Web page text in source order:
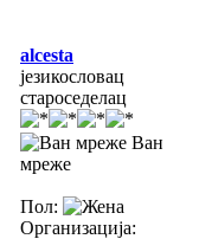
alcesta
језикословац
староседелац
Ван
мреже
Пол:
Организација: